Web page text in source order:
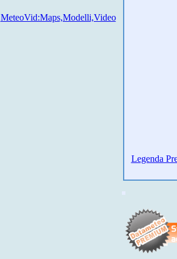
MeteoVid:Maps,Modelli,Video
Legenda